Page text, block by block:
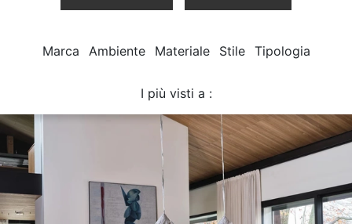
Marca Ambiente Materiale Stile Tipologia
I più visti a :